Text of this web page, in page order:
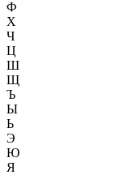
Ф
Х
Ч
Ц
Ш
Щ
Ъ
Ы
Ь
Э
Ю
Я